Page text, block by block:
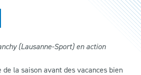
la saison avant des vacances bien